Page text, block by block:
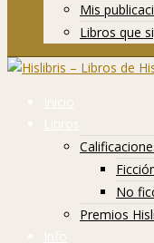
Mis
Libros que
Inicio
Libros
No
Premios
Info